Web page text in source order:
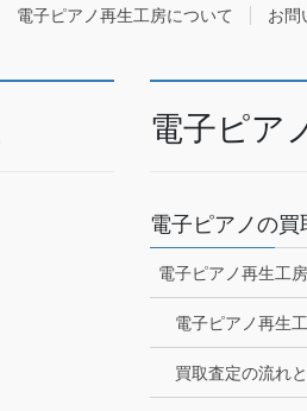
電子ピアノ再生工房について お問
電子ピア
電子ピアノの買
電子ピアノ再生工
電子ピアノ再生
買取査定の流れ